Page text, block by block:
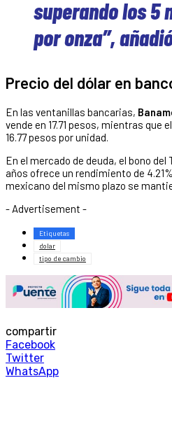
superando los 5
por onza”,
Precio del dólar en
En las ventanillas bancarias,
vende en 17.71 pesos, mientras que
16.77 pesos por unidad.
En el mercado de deuda, el bono del
años ofrece un rendimiento de
mexicano del mismo plazo se
- Advertisement -
Etiquetas
dolar
tipo de cambio
compartir
Facebook
Twitter
WhatsApp